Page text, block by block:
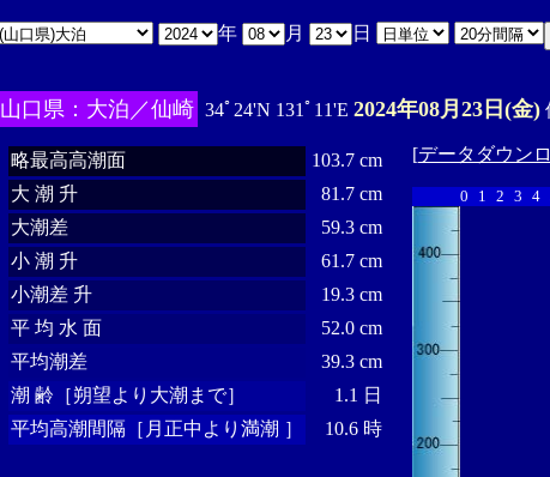
年 月 日
山口県：大泊／仙崎 34ﾟ24'N 131ﾟ11'E 2024年08月23日(金)
略最高高潮面
103.7 cm
大 潮 升
81.7 cm
大潮差
59.3 cm
小 潮 升
61.7 cm
小潮差 升
19.3 cm
平 均 水 面
52.0 cm
平均潮差
39.3 cm
潮 齢［朔望より大潮まで］
1.1 日
平均高潮間隔［月正中より満潮 ］
10.6 時
[データダウン
0 1 2 3 4